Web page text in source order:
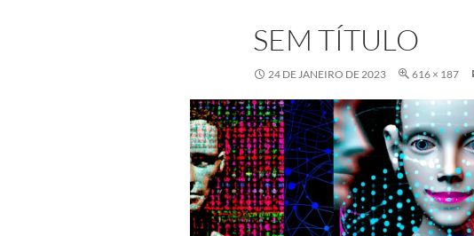
SEM TÍTULO
24 DE JANEIRO DE 2023 616 × 187